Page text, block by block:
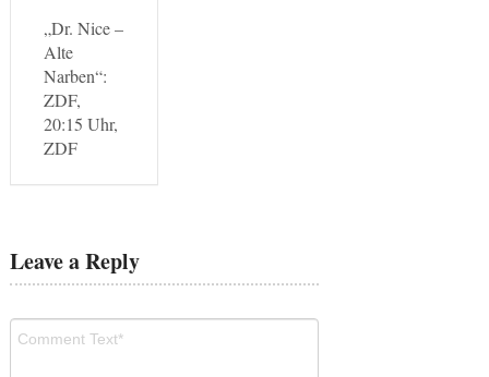
„Dr. Nice –
Alte
Narben“:
ZDF,
20:15 Uhr,
ZDF
Leave a Reply